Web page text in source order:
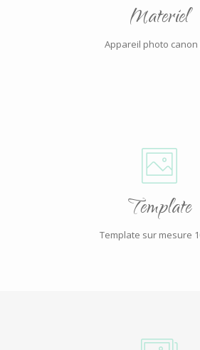
Materiel
Appareil photo canon
Template
Template sur mesure